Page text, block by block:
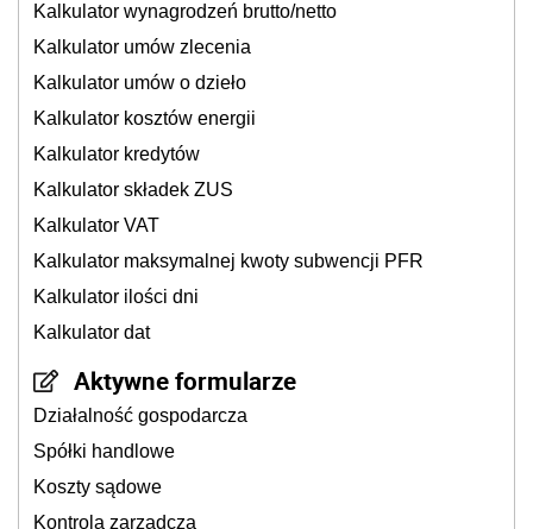
Kalkulator wynagrodzeń brutto/netto
Kalkulator umów zlecenia
Kalkulator umów o dzieło
Kalkulator kosztów energii
Kalkulator kredytów
Kalkulator składek ZUS
Kalkulator VAT
Kalkulator maksymalnej kwoty subwencji PFR
Kalkulator ilości dni
Kalkulator dat
Aktywne formularze
Działalność gospodarcza
Spółki handlowe
Koszty sądowe
Kontrola zarządcza